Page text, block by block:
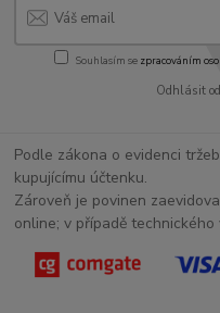
Souhlasím se zpracováním
Odhlásit
Podle zákona o evidenci
kupujícímu účtenku.
Zároveň je povinen
online; v případě